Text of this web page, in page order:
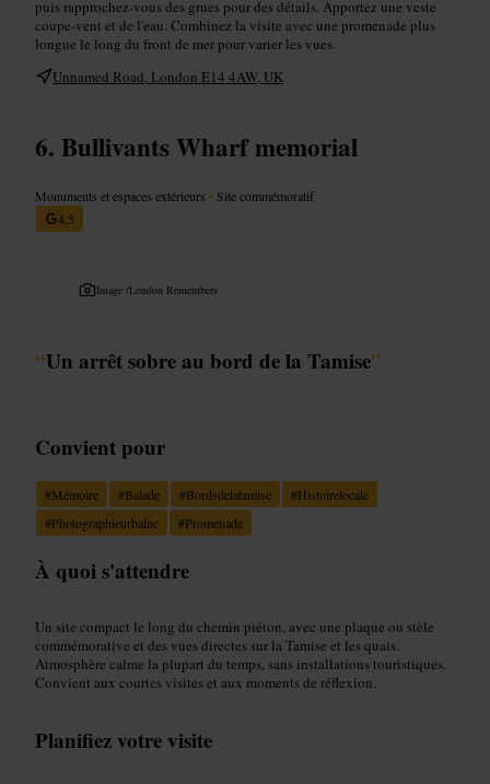
puis rapprochez-vous des grues pour des détails. Apportez une veste
coupe-vent et de l'eau. Combinez la visite avec une promenade plus
longue le long du front de mer pour varier les vues.
Unnamed Road, London E14 4AW, UK
Bullivants Wharf memorial
Monuments et espaces extérieurs • Site commémoratif
4,5
Image /London Remembers
“Un arrêt sobre au bord de la Tamise”
Convient pour
#Mémoire #Balade #Bordsdelatamise #Histoirelocale
#Photographieurbaine #Promenade
À quoi s'attendre
Un site compact le long du chemin piéton, avec une plaque ou stèle
commémorative et des vues directes sur la Tamise et les quais.
Atmosphère calme la plupart du temps, sans installations touristiques.
Convient aux courtes visites et aux moments de réflexion.
Planifiez votre visite